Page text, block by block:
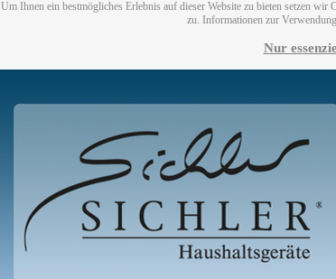
Um Ihnen ein bestmögliches Erlebnis auf dieser Website zu bieten setzen
zu. Informationen zur
Nur